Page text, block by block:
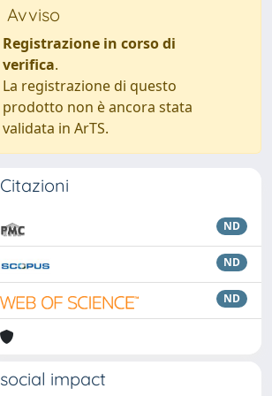
Avviso
Registrazione in corso di
verifica.
La registrazione di questo
prodotto non è ancora stata
validata in ArTS.
Citazioni
ND
ND
ND
social impact